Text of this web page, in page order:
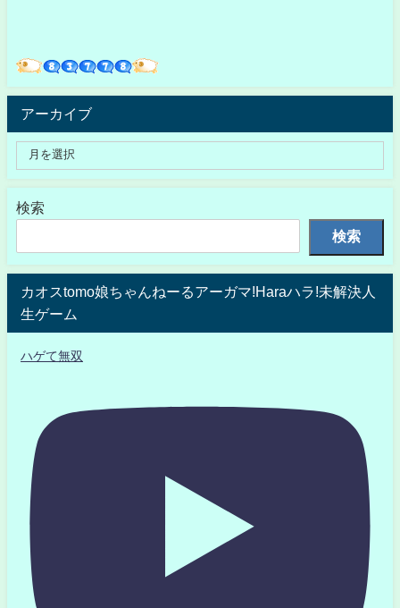
アーカイブ
検索
検索
カオスtomo娘ちゃんねーるアーガマ!Haraハラ!未解決人
生ゲーム
ハゲて無双